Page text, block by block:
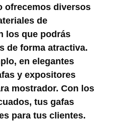
ofrecemos diversos
de
los que podrás
de forma atractiva.
en elegantes
y expositores
mostrador. Con los
tus gafas
para tus clientes.